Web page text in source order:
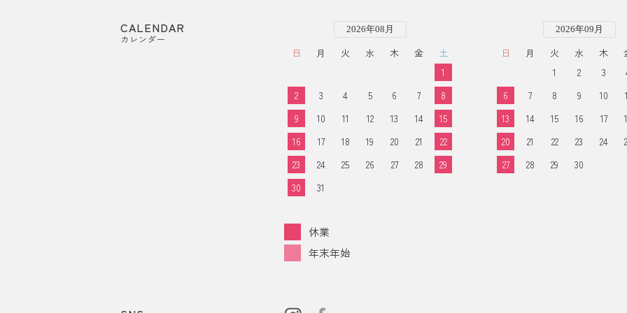
CALENDAR
カレンダー
2026年08月
日 月 火 水 木 金
土
1
2
3 4 5 6 7
8
9
10 11 12 13 14
15
16
17 18 19 20 21
22
23
24 25 26 27 28
29
30
31
2026年09月
日 月 火 水 木
1
2 3
6
7 8 9 10
13
14 15 16 17
20
21 22 23 24
27
28 29 30
休業
年末年始